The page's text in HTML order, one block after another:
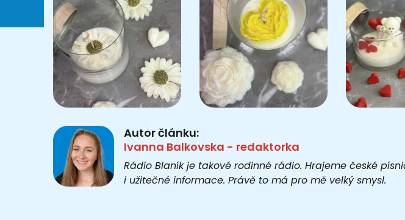
Autor článku:
Ivanna Balkovska - redaktorka
Rádio Blaník je takové rodinné rádio. Hrajeme české
i užitečné informace. Právě to má pro mě velký smysl.